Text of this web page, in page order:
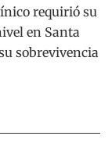
requirió su
en Santa
sobrevivencia